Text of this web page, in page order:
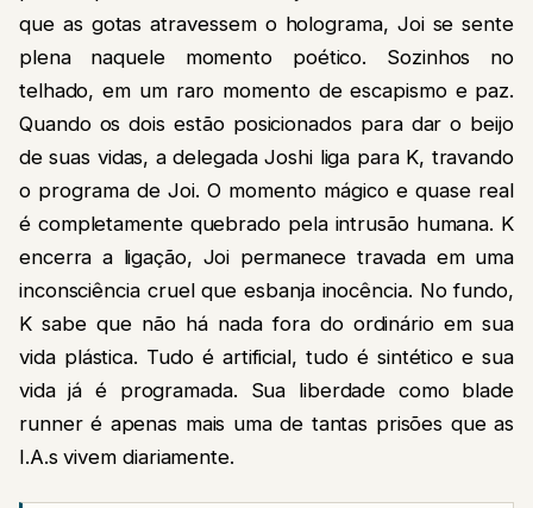
que as gotas atravessem o holograma, Joi se sente
plena naquele momento poético. Sozinhos no
telhado, em um raro momento de escapismo e paz.
Quando os dois estão posicionados para dar o beijo
de suas vidas, a delegada Joshi liga para K, travando
o programa de Joi. O momento mágico e quase real
é completamente quebrado pela intrusão humana. K
encerra a ligação, Joi permanece travada em uma
inconsciência cruel que esbanja inocência. No fundo,
K sabe que não há nada fora do ordinário em sua
vida plástica. Tudo é artificial, tudo é sintético e sua
vida já é programada. Sua liberdade como blade
runner é apenas mais uma de tantas prisões que as
I.A.s vivem diariamente.